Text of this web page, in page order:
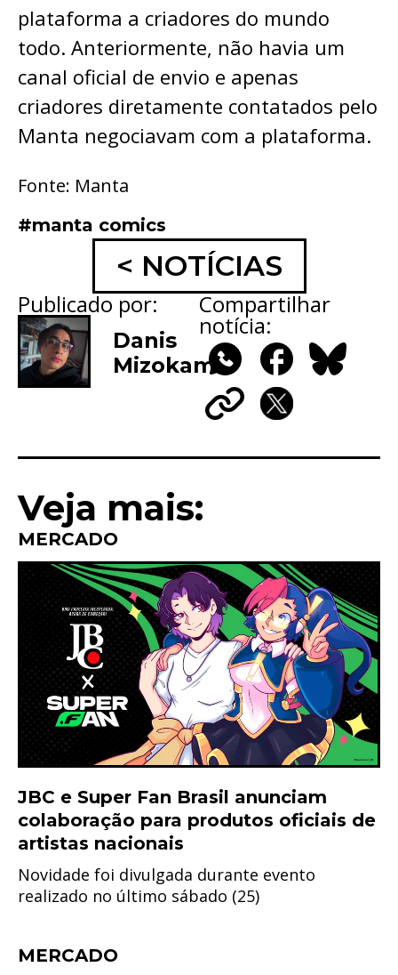
plataforma a criadores do mundo
todo. Anteriormente, não havia um
canal oficial de envio e apenas
criadores diretamente contatados pelo
Manta negociavam com a plataforma.
Fonte: Manta
#manta comics
< NOTÍCIAS
Publicado por:
Danis
Mizokami
Compartilhar
notícia:
WhatsAppFacebook
Veja mais:
MERCADO
JBC e Super Fan Brasil anunciam
colaboração para produtos oficiais de
artistas nacionais
Novidade foi divulgada durante evento
realizado no último sábado (25)
MERCADO